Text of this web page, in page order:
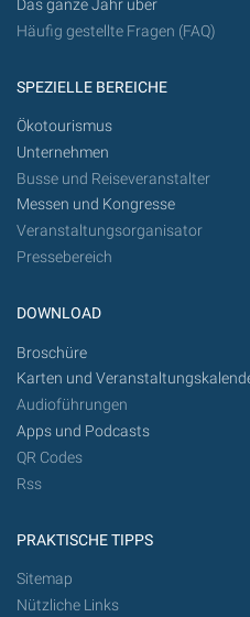
Das ganze Jahr über
Häufig gestellte Fragen (FAQ)
SPEZIELLE BEREICHE
Ökotourismus
Unternehmen
Busse und Reiseveranstalter
Messen und Kongresse
Veranstaltungsorganisator
Pressebereich
DOWNLOAD
Broschüre
Karten und
Audioführungen
Apps und Podcasts
QR Codes
Rss
PRAKTISCHE TIPPS
Sitemap
Nützliche Links